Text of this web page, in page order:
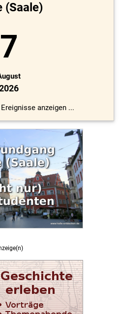
(Saale)
7
anzeigen ...